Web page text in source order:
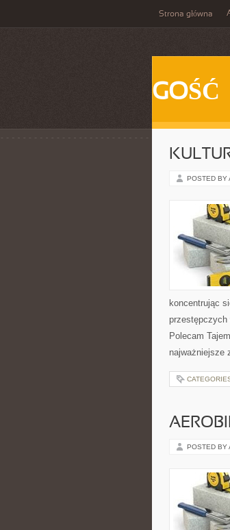
Strona główna
GOŚĆ
POSTED BY
koncentrując
przestępczych
Polecam
najważniejsze
POSTED BY